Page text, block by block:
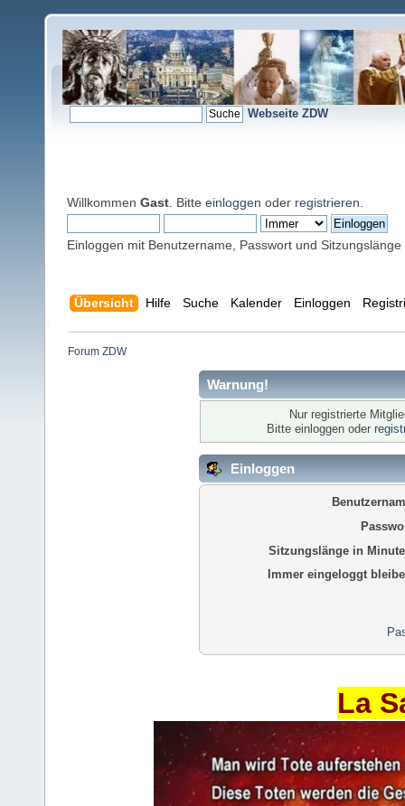
Webseite ZDW
Willkommen Gast . Bitte einloggen oder registrieren
Einloggen mit Benutzername, Passwort und Sitzungslänge
Übersicht Hilfe Suche Kalender Einloggen
Forum ZDW
Warnung!
Nur registrierte
Bitte einloggen oder
Einloggen
Sitzungslänge in
Immer eingeloggt
La